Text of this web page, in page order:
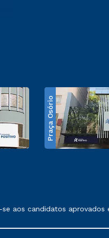
Praça Osório
serviçoscandidatos